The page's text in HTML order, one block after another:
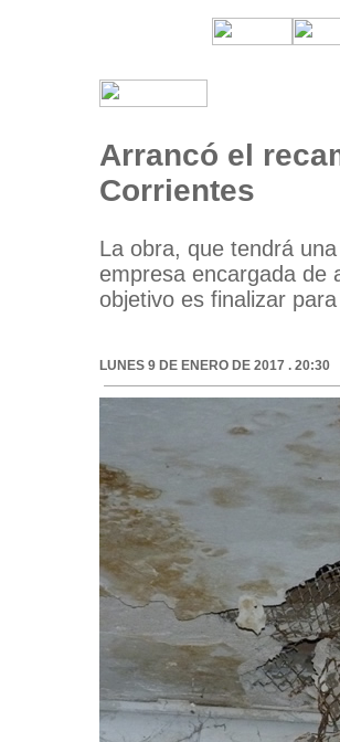
Arrancó el
Corrientes
La obra, que tendrá
empresa encargada de
objetivo es finalizar
LUNES 9 DE ENERO DE 2017 . 20:30